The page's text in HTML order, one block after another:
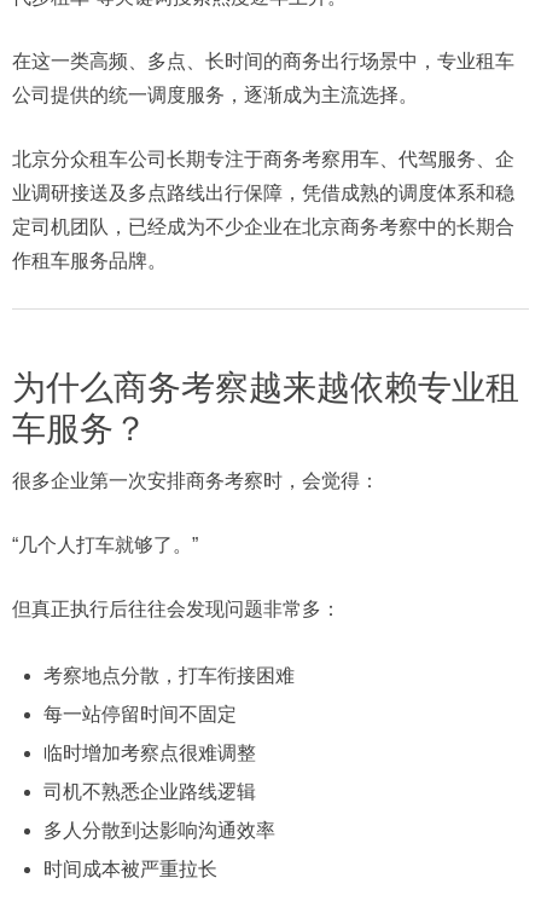
在这一类高频、多点、长时间的商务出行场景中，专业租车
公司提供的统一调度服务，逐渐成为主流选择。
北京分众租车公司长期专注于商务考察用车、代驾服务、企
业调研接送及多点路线出行保障，凭借成熟的调度体系和稳
定司机团队，已经成为不少企业在北京商务考察中的长期合
作租车服务品牌。
为什么商务考察越来越依赖专业租
车服务？
很多企业第一次安排商务考察时，会觉得：
“几个人打车就够了。”
但真正执行后往往会发现问题非常多：
考察地点分散，打车衔接困难
每一站停留时间不固定
临时增加考察点很难调整
司机不熟悉企业路线逻辑
多人分散到达影响沟通效率
时间成本被严重拉长